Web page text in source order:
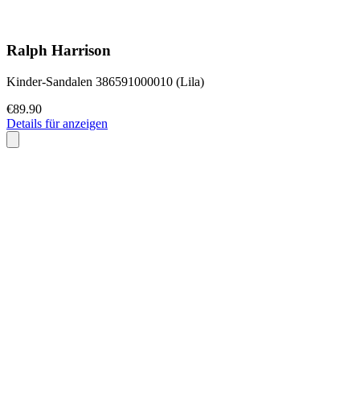
Ralph Harrison
Kinder-Sandalen 386591000010 (Lila)
€89.90
Details für anzeigen